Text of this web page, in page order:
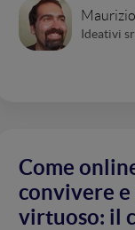
Ideativi
Come
convivere
virtuoso: il